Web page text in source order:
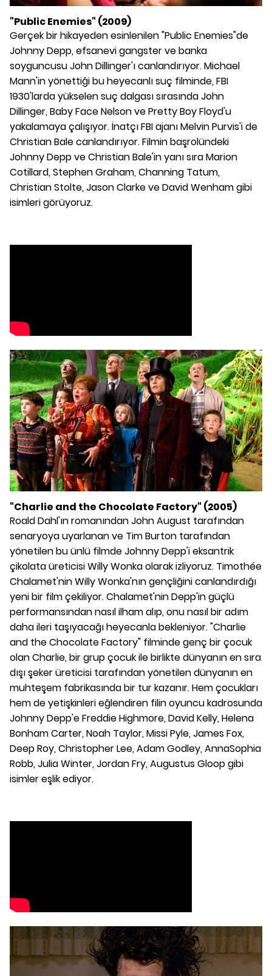
"Public Enemies" (2009)
Gerçek bir hikayeden esinlenilen "Public Enemies"de
Johnny Depp, efsanevi gangster ve banka
soyguncusu John Dillinger'ı canlandırıyor. Michael
Mann'in yönettiği bu heyecanlı suç filminde, FBI
1930'larda yükselen suç dalgası sırasında John
Dillinger, Baby Face Nelson ve Pretty Boy Floyd'u
yakalamaya çalışıyor. İnatçı FBI ajanı Melvin Purvis'i de
Christian Bale canlandırıyor. Filmin başrolündeki
Johnny Depp ve Christian Bale'in yanı sıra Marion
Cotillard, Stephen Graham, Channing Tatum,
Christian Stolte, Jason Clarke ve David Wenham gibi
isimleri görüyoruz.
"Charlie and the Chocolate Factory" (2005)
Roald Dahl'ın romanından John August tarafından
senaryoya uyarlanan ve Tim Burton tarafından
yönetilen bu ünlü filmde Johnny Depp'i eksantrik
çikolata üreticisi Willy Wonka olarak izliyoruz. Timothée
Chalamet'nin Willy Wonka'nın gençliğini canlandırdığı
yeni bir film çekiliyor. Chalamet'nin Depp'in güçlü
performansından nasıl ilham alıp, onu nasıl bir adım
daha ileri taşıyacağı heyecanla bekleniyor. "Charlie
and the Chocolate Factory" filminde genç bir çocuk
olan Charlie, bir grup çocuk ile birlikte dünyanın en sıra
dışı şeker üreticisi tarafından yönetilen dünyanın en
muhteşem fabrikasında bir tur kazanır. Hem çocukları
hem de yetişkinleri eğlendiren filin oyuncu kadrosunda
Johnny Depp'e Freddie Highmore, David Kelly, Helena
Bonham Carter, Noah Taylor, Missi Pyle, James Fox,
Deep Roy, Christopher Lee, Adam Godley, AnnaSophia
Robb, Julia Winter, Jordan Fry, Augustus Gloop gibi
isimler eşlik ediyor.